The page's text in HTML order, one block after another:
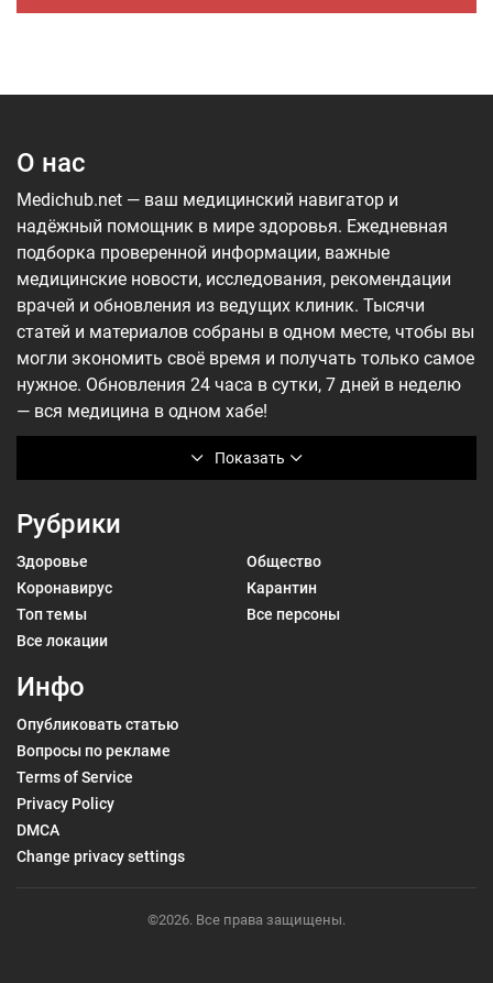
О нас
Показать
Medichub.net — ваш медицинский навигатор и
надёжный помощник в мире здоровья. Ежедневная
подборка проверенной информации, важные
медицинские новости, исследования, рекомендации
врачей и обновления из ведущих клиник. Тысячи
статей и материалов собраны в одном месте, чтобы вы
могли экономить своё время и получать только самое
нужное. Обновления 24 часа в сутки, 7 дней в неделю
— вся медицина в одном хабе!
Рубрики
Здоровье
Общество
Коронавирус
Карантин
Топ темы
Все персоны
Все локации
Инфо
Опубликовать статью
Вопросы по рекламе
Terms of Service
Privacy Policy
DMCA
Change privacy settings
©2026. Все права защищены.